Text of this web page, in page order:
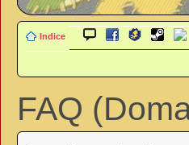
Indice
FAQ